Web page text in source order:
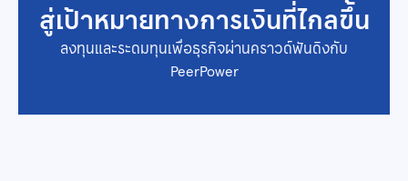
สู่เป้าหมายทางการเงินที่ไกลขึ้น
ลงทุนและระดมทุนเพื่อธุรกิจผ่านคราวด์ฟันดิงกับ
PeerPower